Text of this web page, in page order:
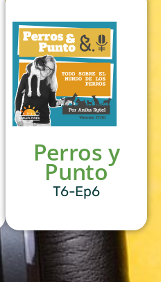
Perros y
Punto
T6-Ep6